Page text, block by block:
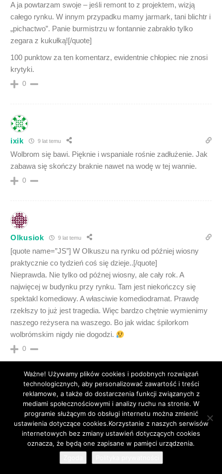
A ja powtarzam swoje – jeśli remont to z projektem, wizją
całego rynku. W innym przypadku mamy jarmark, tani blichtr i
„pichactwo”. Panie burmistrzu w fontannie zabrakło tylko
zegara z kukułką![/quote]
100 punktow za ten komentarz, ewidentnie chłopiec nie znosi
krytyki.
0
ixik 9 lat temu
Wolbrom się bawi. Pięknie i wspaniale rośnie zadłużenie. Jak
zabawa się skończy braknie nawet na wodę w tej wannie.
0
Olkusiok 9 lat temu
[quote name=”JS”] W Olkuszu na rynku od później wiosny
praktycznie co tydzień coś się dzieje..[/quote]
Nieprawda. Nie tylko od późnej wiosny, ale cały rok. A
najwięcej w budynku przy rynku. Tam jest niekończcy się
spektakl komediowy. A własciwie komediodramat. Prawdę
rzekłszy to już jest tragedia. Więc bardzo chętnie wymienimy
naszego reżysera na waszego. Bo jak widac śpilorkom
wolbrómskim nigdy nie dogodzi.
0
tyz pichac 9 lat temu
[quote name=”JS”]
Tak, nie podoba mi się wszechobecne w przestrzeni miejskiej
Wolbromia pichacactwo i tani blichtr.[/quote]
Ważne! Używamy plików cookies i podobnych rozwiązań
technologicznych, aby personalizować zawartość i treści
reklamowe, a także do dostarczenia funkcji związanych z
mediami społecznościowymi i analizy ruchu na stronie. W
programie służącym do obsługi internetu można zmienić
ustawienia dotyczące cookies.Korzystanie z naszych serwisów
internetowych bez zmiany ustawień dotyczących cookies
oznacza, że będą one zapisane w pamięci urządzenia.